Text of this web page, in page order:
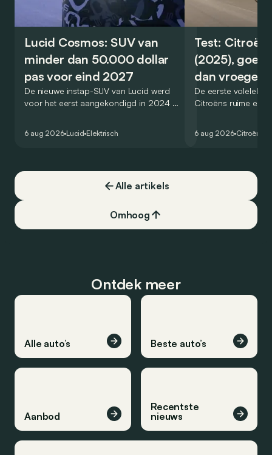
Lucid Cosmos: SUV van
minder dan 50.000 dollar
pas voor eind 2027
De nieuwe instap-SUV van Lucid werd
voor het eerst aangekondigd in 2024 en
constructeur vervoegen.
6 aug 2026 Lucid Elektrisch
Test: Citroën
(2025), goed
dan vroeger
De eerste
Citroëns ruime en
dat ook gelukt?
6 aug 2026 Citroën
Alle artikels
Omhoog
Ontdek meer
Alle auto’s Beste auto’s
Aanbod
Recentste
nieuws